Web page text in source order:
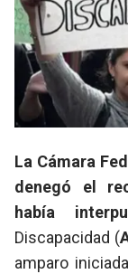
La Cámara
denegó el
había
Discapacidad (
amparo